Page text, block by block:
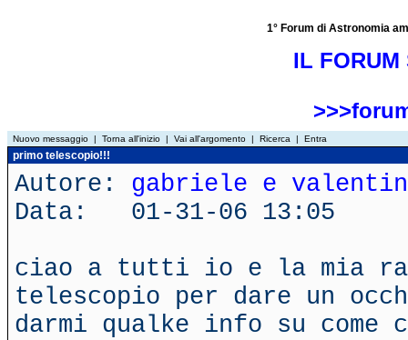
1° Forum di Astronomia
IL FORUM
Nuovo messaggio | Torna all'inizio | Vai all'argomento | Ricerca | Entra
primo telescopio!!!
Autore: gabriele e
Data: 01-31-06 13:05
ciao a tutti io e la mia
telescopio per dare un
darmi qualke info su come